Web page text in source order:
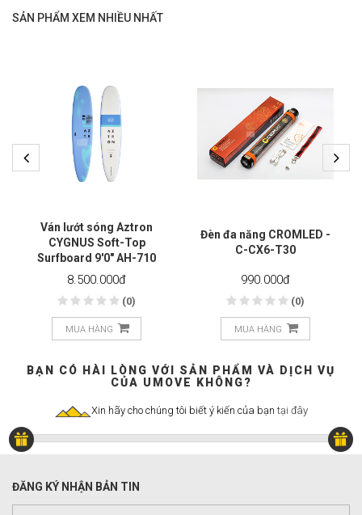
SẢN PHẨM XEM NHIỀU NHẤT
Ván lướt sóng Aztron
CYGNUS Soft-Top
Surfboard 9'0" AH-710
8.500.000đ
(0)
MUA HÀNG
Đèn đa năng CROMLED -
C-CX6-T30
990.000đ
(0)
MUA HÀNG
BẠN CÓ HÀI LÒNG VỚI SẢN PHẨM VÀ DỊCH VỤ
CỦA UMOVE KHÔNG?
Xin hãy cho chúng tôi biết ý kiến của bạn tại đây
ĐĂNG KÝ NHẬN BẢN TIN